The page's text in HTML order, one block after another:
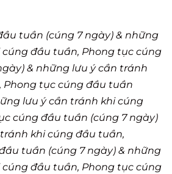
tuần (cúng 7 ngày) & những
đầu tuần, Phong tục cúng
& những lưu ý cần tránh
Phong tục cúng đầu tuần
lưu ý cần tránh khi cúng
cúng đầu tuần (cúng 7 ngày)
khi cúng đầu tuần,
tuần (cúng 7 ngày) & những
đầu tuần, Phong tục cúng